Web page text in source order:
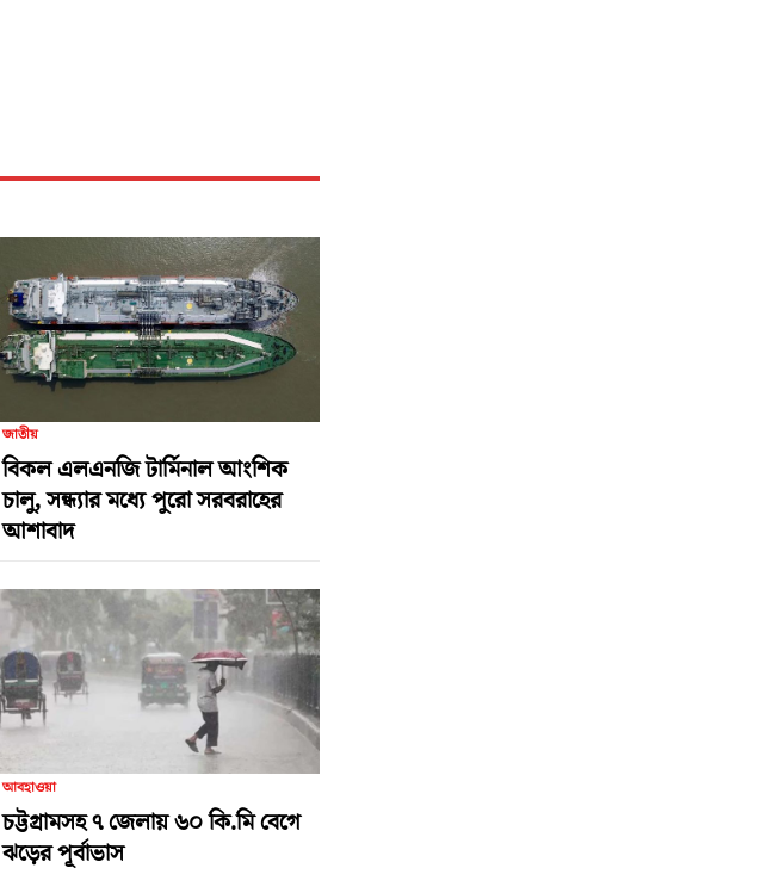
জাতীয়
বিকল এলএনজি টার্মিনাল আংশিক
চালু, সন্ধ্যার মধ্যে পুরো সরবরাহের
আশাবাদ
আবহাওয়া
চট্টগ্রামসহ ৭ জেলায় ৬০ কি.মি বেগে
ঝড়ের পূর্বাভাস